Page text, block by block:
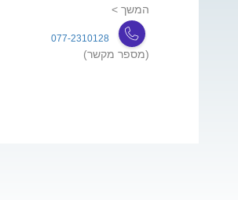
המשך >
077-2310128
(מספר מקשר)